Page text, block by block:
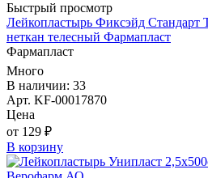
Быстрый просмотр
Лейкопластырь Фиксэйд Стандарт
неткан телесный Фармапласт
Фармапласт
Много
В наличии: 33
Арт. KF-00017870
Цена
от 129 ₽
В корзину